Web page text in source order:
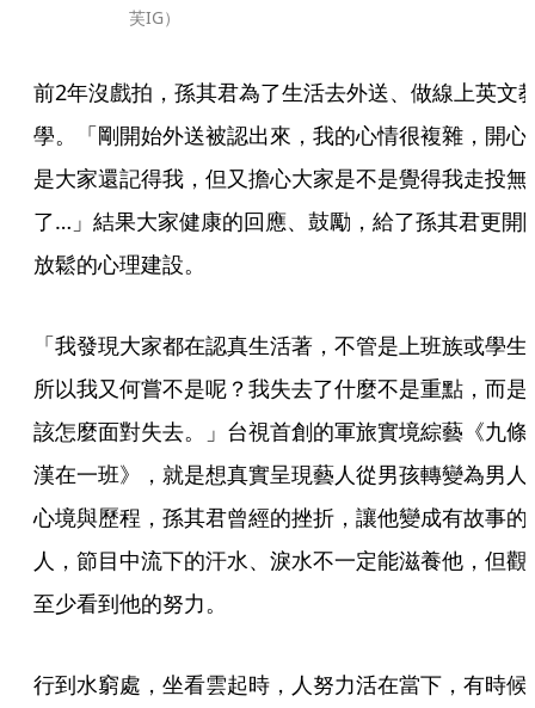
芙IG）
前2年沒戲拍，孫其君為了生活去外送、做線上英文
學。「剛開始外送被認出來，我的心情很複雜，開心
是大家還記得我，但又擔心大家是不是覺得我走投無
了…」結果大家健康的回應、鼓勵，給了孫其君更開
放鬆的心理建設。
「我發現大家都在認真生活著，不管是上班族或學生
所以我又何嘗不是呢？我失去了什麼不是重點，而是
該怎麼面對失去。」台視首創的軍旅實境綜藝《九條
漢在一班》，就是想真實呈現藝人從男孩轉變為男人
心境與歷程，孫其君曾經的挫折，讓他變成有故事的
人，節目中流下的汗水、淚水不一定能滋養他，但觀
至少看到他的努力。
行到水窮處，坐看雲起時，人努力活在當下，有時候